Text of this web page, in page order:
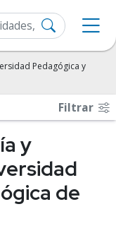
Pedagógica y
Filtrar
y
de